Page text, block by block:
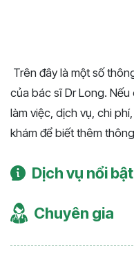
Trên đây là một số
của bác sĩ Dr Long.
làm việc, dịch vụ, chi
khám để biết thêm
Dịch vụ nổi bật
Chuyên gia